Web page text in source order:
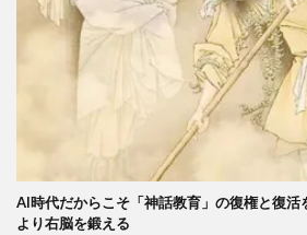
AI時代だからこそ「神話教育」の復権と復
より右脳を鍛える